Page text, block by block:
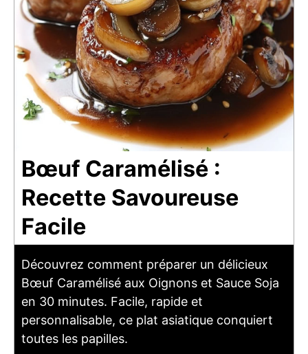
Bœuf Caramélisé :
Recette Savoureuse
Facile
Découvrez comment préparer un délicieux
Bœuf Caramélisé aux Oignons et Sauce Soja
en 30 minutes. Facile, rapide et
personnalisable, ce plat asiatique conquiert
toutes les papilles.